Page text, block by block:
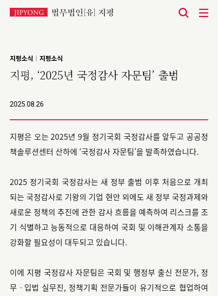
지평소식 | 지평소식
지평, ‘2025년 국정감사 자문팀’ 출범
2025.08.26
지평은 오는 2025년 9월 정기국회 국정감사를 앞두고 공공정
책솔루션센터 산하에 ‘국정감사 자문팀’을 발족하였습니다.
2025 정기국회 국정감사는 새 정부 출범 이후 처음으로 개최
되는 국정감사로 기왕의 기업 현안 외에도 새 정부 국정과제와
새로운 정책의 추진에 관한 감사 흐름을 예측하여 리스크를 조
기 식별하고 능동적으로 대응하여 국회 및 이해관계자 소통을
강화할 필요성이 대두되고 있습니다.
이에 지평 국정감사 자문팀은 국회 및 행정부 출신 전문가, 정
무ㆍ입법 실무진, 정책기획 전문가들이 유기적으로 협업하여